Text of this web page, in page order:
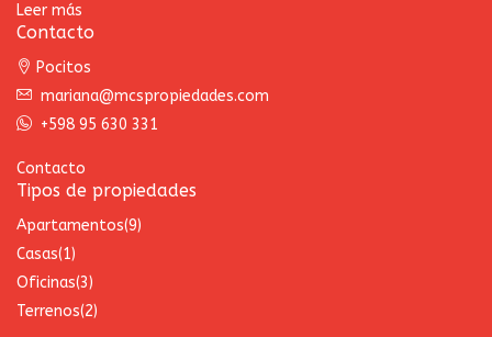
Leer más
Contacto
Pocitos
mariana@mcspropiedades.com
+598 95 630 331
Contacto
Tipos de propiedades
Apartamentos(9)
Casas(1)
Oficinas(3)
Terrenos(2)